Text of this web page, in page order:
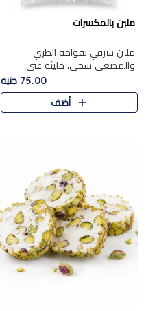
ملبن بالمكسرات
ملبن شرقي بقوامه الطري
والمضغي سخي، مليئة غني
بتشكيلة فاخرة من المكسرات
مشكلة المختارة التي تقدم تضيف
قرمشة مميزة مرضية ونكهة
75.00 جنيه
أضف